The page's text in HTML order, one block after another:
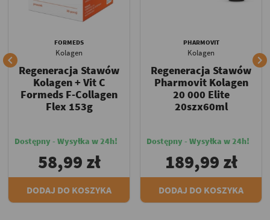

FORMEDS
Kolagen
Regeneracja Stawów
Kolagen + Vit C
Formeds F-Collagen
Flex 153g
Dostępny - Wysyłka w 24h!
58,99 zł
DODAJ DO KOSZYKA
PHARMOVIT
Kolagen
Regeneracja Stawów
Pharmovit Kolagen
20 000 Elite
20szx60ml
Dostępny - Wysyłka w 24h!
189,99 zł
DODAJ DO KOSZYKA
